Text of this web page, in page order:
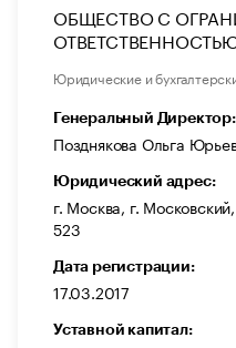
ОБЩЕСТВО С
Юридические и
Генеральный Директор:
Позднякова Ольга
Юридический адрес:
г. Москва, г.
523
Дата регистрации:
17.03.2017
Уставной капитал: